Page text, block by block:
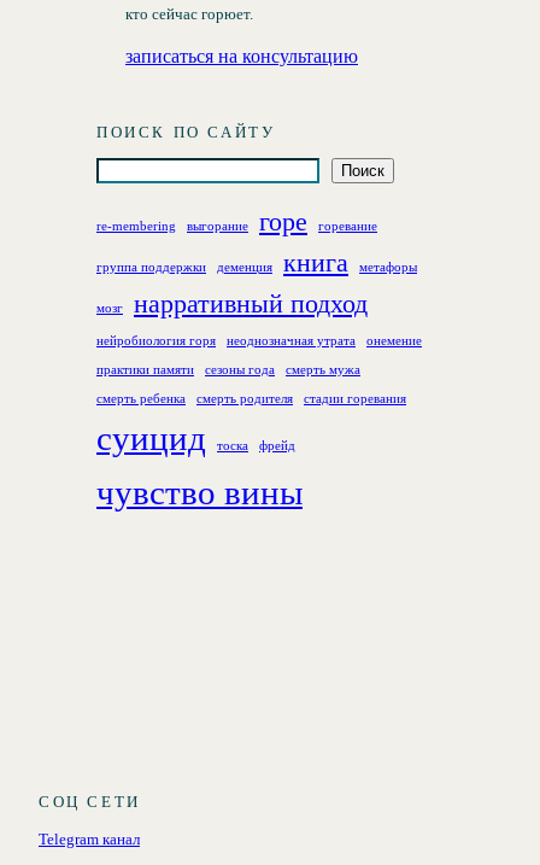
кто сейчас горюет.
записаться на консультацию
ПОИСК ПО САЙТУ
и
Поиск
re-membering выгорание горе горевание
группа поддержки деменция книга метафоры
мозг нарративный подход
нейробиология горя неоднозначная утрата онемение
практики памяти сезоны года смерть мужа
смерть ребенка смерть родителя стадии горевания
суицид тоска фрейд
чувство вины
СОЦ СЕТИ
Telegram канал